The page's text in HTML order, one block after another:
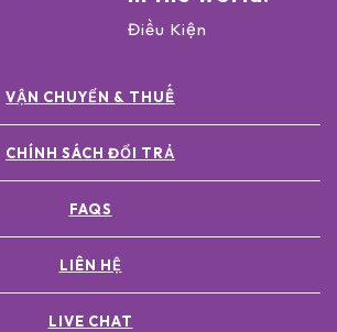
Điều Kiện
VẬN CHUYỂN & THUẾ
CHÍNH SÁCH ĐỔI TRẢ
FAQS
LIÊN HỆ
LIVE CHAT